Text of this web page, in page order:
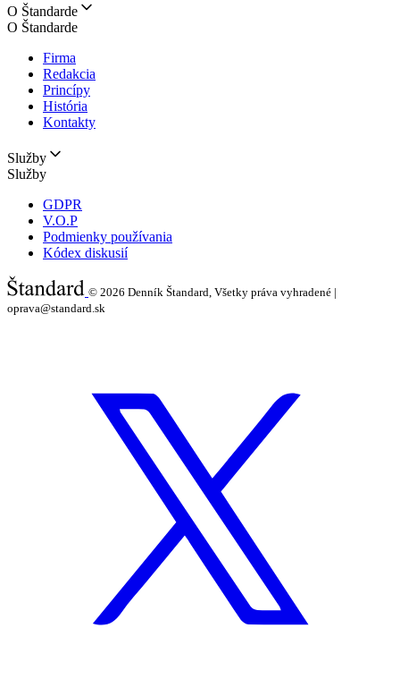
O Štandarde
O Štandarde
Firma
Redakcia
Princípy
História
Kontakty
Služby
Služby
GDPR
V.O.P
Podmienky používania
Kódex diskusií
© 2026 Denník Štandard, Všetky práva vyhradené |
oprava@standard.sk